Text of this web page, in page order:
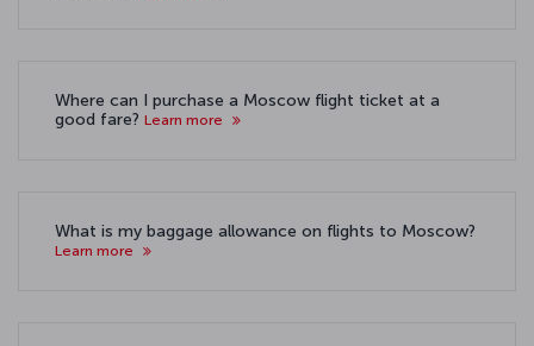
Where can I purchase a Moscow flight ticket at a
good fare? Learn more
What is my baggage allowance on flights to Moscow?
Learn more